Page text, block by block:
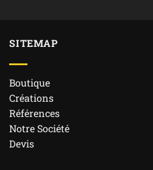
SITEMAP
Boutique
Créations
Références
Notre Société
Devis